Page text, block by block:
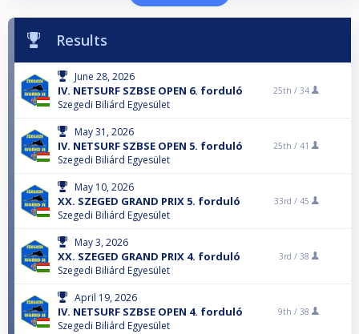
Results
June 28, 2026
IV. NETSURF SZBSE OPEN 6. forduló
Szegedi Biliárd Egyesület
25th / 34
May 31, 2026
IV. NETSURF SZBSE OPEN 5. forduló
Szegedi Biliárd Egyesület
25th / 41
May 10, 2026
XX. SZEGED GRAND PRIX 5. forduló
Szegedi Biliárd Egyesület
33rd / 45
May 3, 2026
XX. SZEGED GRAND PRIX 4. forduló
Szegedi Biliárd Egyesület
3rd / 38
April 19, 2026
IV. NETSURF SZBSE OPEN 4. forduló
Szegedi Biliárd Egyesület
9th / 38